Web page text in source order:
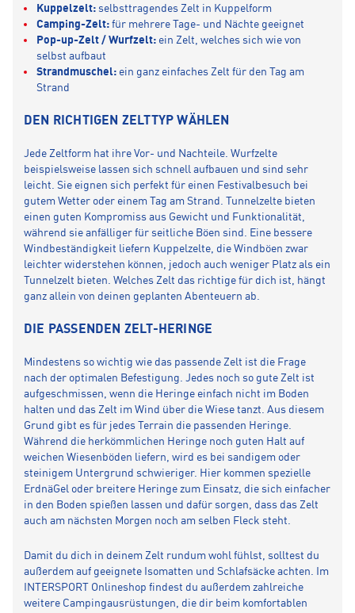
Kuppelzelt: selbsttragendes Zelt in Kuppelform
Camping-Zelt: für mehrere Tage- und Nächte geeignet
Pop-up-Zelt / Wurfzelt: ein Zelt, welches sich wie von
selbst aufbaut
Strandmuschel: ein ganz einfaches Zelt für den Tag am
Strand
DEN RICHTIGEN ZELTTYP WÄHLEN
Jede Zeltform hat ihre Vor- und Nachteile. Wurfzelte
beispielsweise lassen sich schnell aufbauen und sind sehr
leicht. Sie eignen sich perfekt für einen Festivalbesuch bei
gutem Wetter oder einem Tag am Strand. Tunnelzelte bieten
einen guten Kompromiss aus Gewicht und Funktionalität,
während sie anfälliger für seitliche Böen sind. Eine bessere
Windbeständigkeit liefern Kuppelzelte, die Windböen zwar
leichter widerstehen können, jedoch auch weniger Platz als ein
Tunnelzelt bieten. Welches Zelt das richtige für dich ist, hängt
ganz allein von deinen geplanten Abenteuern ab.
DIE PASSENDEN ZELT-HERINGE
Mindestens so wichtig wie das passende Zelt ist die Frage
nach der optimalen Befestigung. Jedes noch so gute Zelt ist
aufgeschmissen, wenn die Heringe einfach nicht im Boden
halten und das Zelt im Wind über die Wiese tanzt. Aus diesem
Grund gibt es für jedes Terrain die passenden Heringe.
Während die herkömmlichen Heringe noch guten Halt auf
weichen Wiesenböden liefern, wird es bei sandigem oder
steinigem Untergrund schwieriger. Hier kommen spezielle
ErdnäGel oder breitere Heringe zum Einsatz, die sich einfacher
in den Boden spießen lassen und dafür sorgen, dass das Zelt
auch am nächsten Morgen noch am selben Fleck steht.
Damit du dich in deinem Zelt rundum wohl fühlst, solltest du
außerdem auf geeignete Isomatten und Schlafsäcke achten. Im
INTERSPORT Onlineshop findest du außerdem zahlreiche
weitere Campingausrüstungen, die dir beim komfortablen